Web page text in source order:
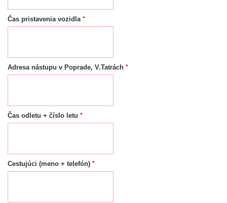
Čas pristavenia vozidla *
Adresa nástupu v Poprade, V.Tatrách *
Čas odletu + číslo letu *
Cestujúci (meno + telefón) *